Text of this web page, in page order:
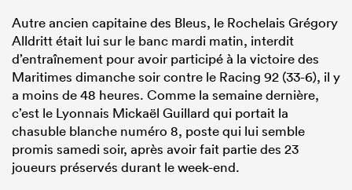
Autre ancien capitaine des Bleus, le Rochelais Grégory
Alldritt était lui sur le banc mardi matin, interdit
d’entraînement pour avoir participé à la victoire des
Maritimes dimanche soir contre le Racing 92 (33-6), il y
a moins de 48 heures. Comme la semaine dernière,
c’est le Lyonnais Mickaël Guillard qui portait la
chasuble blanche numéro 8, poste qui lui semble
promis samedi soir, après avoir fait partie des 23
joueurs préservés durant le week-end.